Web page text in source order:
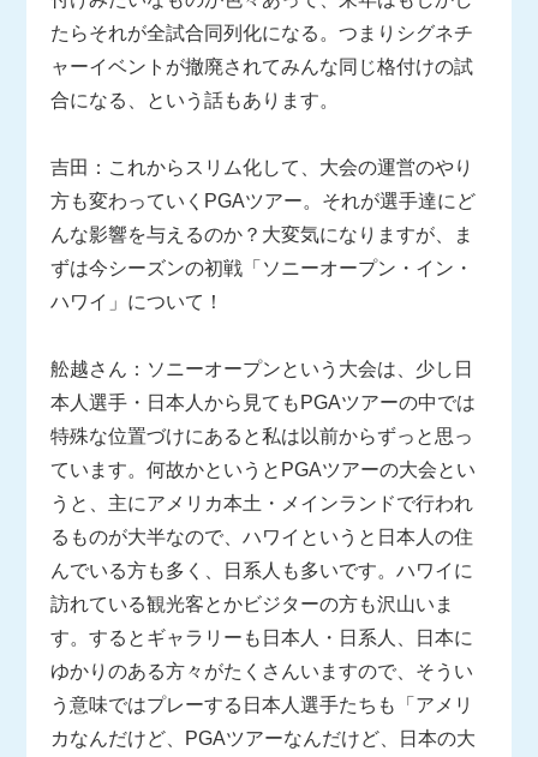
たらそれが全試合同列化になる。つまりシグネチ
ャーイベントが撤廃されてみんな同じ格付けの試
合になる、という話もあります。
吉田：これからスリム化して、大会の運営のやり
方も変わっていくPGAツアー。それが選手達にど
んな影響を与えるのか？大変気になりますが、ま
ずは今シーズンの初戦「ソニーオープン・イン・
ハワイ」について！
舩越さん：ソニーオープンという大会は、少し日
本人選手・日本人から見てもPGAツアーの中では
特殊な位置づけにあると私は以前からずっと思っ
ています。何故かというとPGAツアーの大会とい
うと、主にアメリカ本土・メインランドで行われ
るものが大半なので、ハワイというと日本人の住
んでいる方も多く、日系人も多いです。ハワイに
訪れている観光客とかビジターの方も沢山いま
す。するとギャラリーも日本人・日系人、日本に
ゆかりのある方々がたくさんいますので、そうい
う意味ではプレーする日本人選手たちも「アメリ
カなんだけど、PGAツアーなんだけど、日本の大